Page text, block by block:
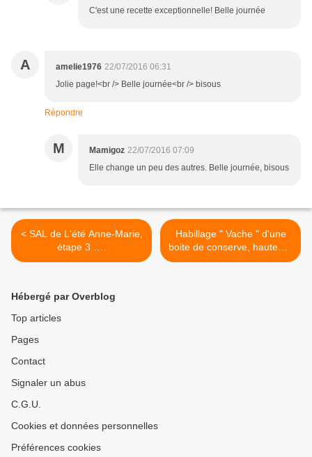
C'est une recette exceptionnelle! Belle journée
A amelie1976 22/07/2016 06:31
Jolie page!<br /> Belle journée<br /> bisous
Répondre
M Mamigoz 22/07/2016 07:09
Elle change un peu des autres. Belle journée, bisous
< SAL de L'été Anne-Marie,
étape 3 ….
Habillage " Vache " d'une
boite de conserve, hauteur :
11,5 cm >
Hébergé par Overblog
Top articles
Pages
Contact
Signaler un abus
C.G.U.
Cookies et données personnelles
Préférences cookies